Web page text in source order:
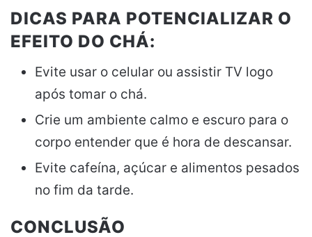
DICAS PARA POTENCIALIZAR O
EFEITO DO CHÁ:
Evite usar o celular ou assistir TV logo
após tomar o chá.
Crie um ambiente calmo e escuro para o
corpo entender que é hora de descansar.
Evite cafeína, açúcar e alimentos pesados
no fim da tarde.
CONCLUSÃO